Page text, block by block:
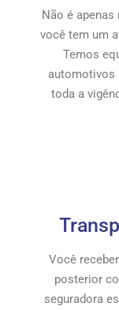
Não é
você tem um
Temos
automotivos
toda a
Você
posterior
seguradora